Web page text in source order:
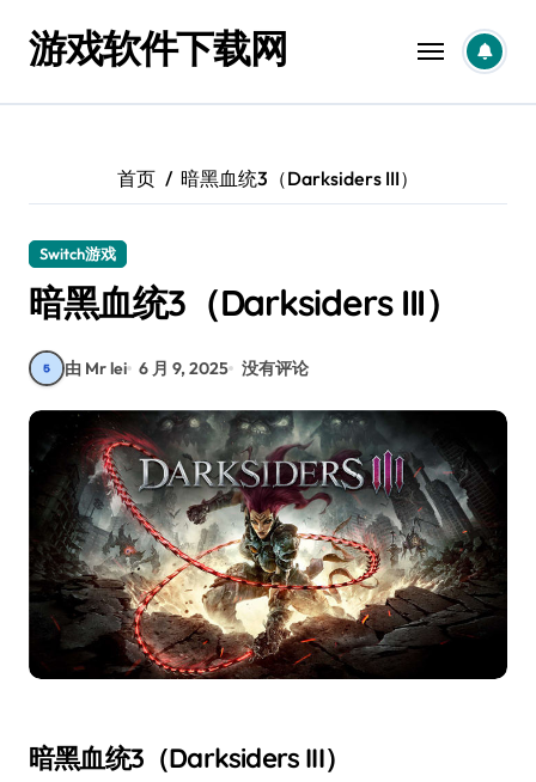
游戏软件下载网
首页 暗黑血统3（Darksiders III）
Switch游戏
暗黑血统3（Darksiders III）
由 Mr lei 6 月 9, 2025 没有评论
暗黑血统3（Darksiders III）